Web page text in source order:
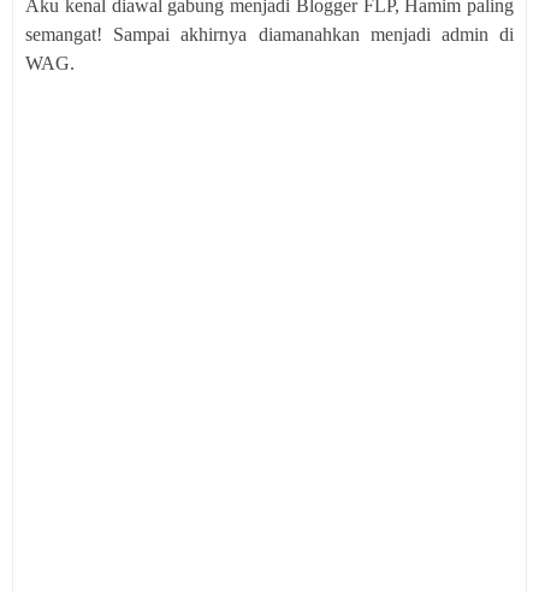
Aku kenal diawal gabung menjadi Blogger FLP, Hamim paling
semangat! Sampai akhirnya diamanahkan menjadi admin di
WAG.